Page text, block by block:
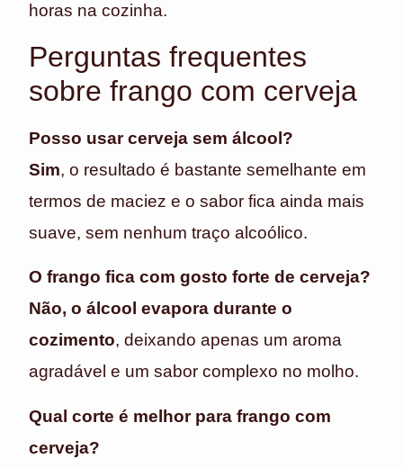
horas na cozinha.
Perguntas frequentes
sobre frango com cerveja
Posso usar cerveja sem álcool?
Sim, o resultado é bastante semelhante em
termos de maciez e o sabor fica ainda mais
suave, sem nenhum traço alcoólico.
O frango fica com gosto forte de cerveja?
Não, o álcool evapora durante o
cozimento, deixando apenas um aroma
agradável e um sabor complexo no molho.
Qual corte é melhor para frango com
cerveja?